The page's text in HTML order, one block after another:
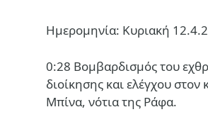
Ημερομηνία: Κυριακή
0:28 Βομβαρδισμός του
διοίκησης και ελέγχου στον
Μπίνα, νότια της Ράφα.